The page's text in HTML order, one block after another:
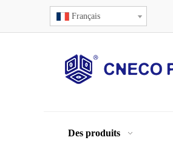
Français
Des produits